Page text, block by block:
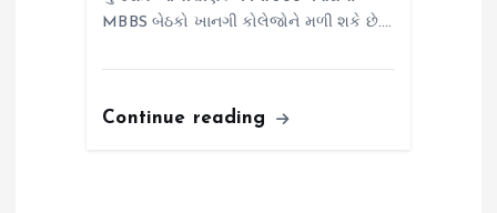
MBBS બેઠકો ખાનગી કોલેજોને મળી શકે છે.…
Continue reading